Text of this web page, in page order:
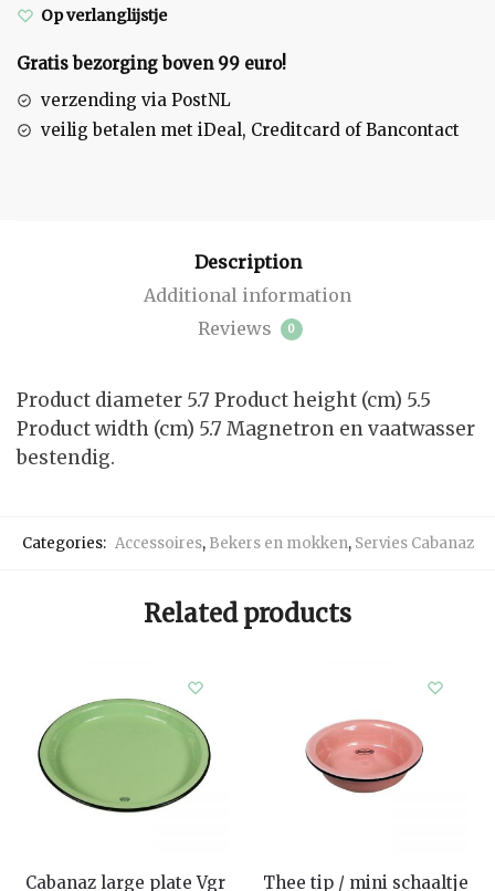
Op verlanglijstje
Gratis bezorging boven 99 euro!
verzending via PostNL
veilig betalen met iDeal, Creditcard of Bancontact
Description
Additional information
Reviews
0
Product diameter 5.7 Product height (cm) 5.5
Product width (cm) 5.7 Magnetron en vaatwasser
bestendig.
Categories: Accessoires, Bekers en mokken, Servies Cabanaz
Related products
Cabanaz large plate Vgr
Thee tip / mini schaaltje